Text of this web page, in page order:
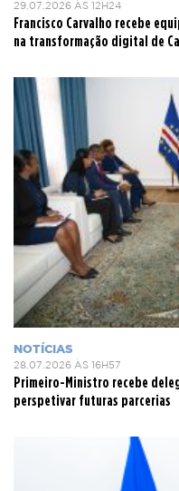
29.07.2026 ÀS 12H24
Francisco Carvalho recebe
na transformação digital de
NOTÍCIAS
28.07.2026 ÀS 16H57
Primeiro-Ministro recebe
perspetivar futuras parcerias